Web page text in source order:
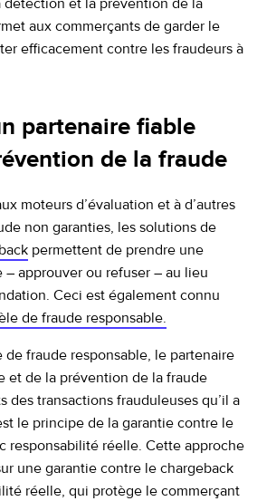
détection et la prévention de la
aux commerçants de garder le
efficacement contre les fraudeurs à
partenaire fiable
de la fraude
moteurs d’évaluation et à d’autres
non garanties, les solutions de
permettent de prendre une
– approuver ou refuser – au lieu
Ceci est également connu
de fraude responsable.
de fraude responsable, le partenaire
et de la prévention de la fraude
des transactions frauduleuses qu’il a
le principe de la garantie contre le
responsabilité réelle. Cette approche
une garantie contre le chargeback
réelle, qui protège le commerçant